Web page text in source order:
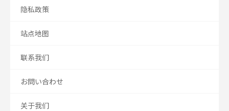
隐私政策
站点地图
联系我们
お問い合わせ
关于我们